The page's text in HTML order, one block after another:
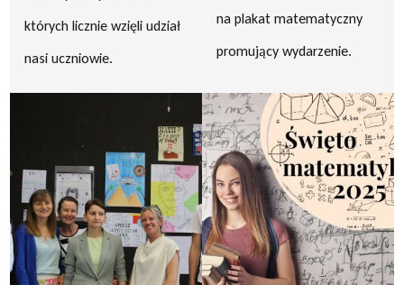
których licznie wzięli udział
nasi uczniowie.
na plakat matematyczny
promujący wydarzenie.